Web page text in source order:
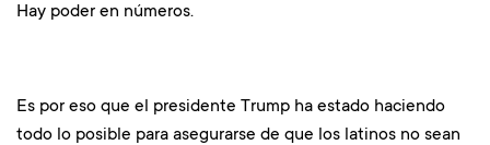
Hay poder en números.
Es por eso que el presidente Trump ha estado haciendo
todo lo posible para asegurarse de que los latinos no sean